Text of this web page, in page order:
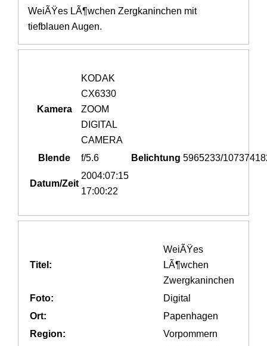
WeiÃŸes LÃ¶wchen Zergkaninchen mit
tiefblauen Augen.
Kamera
KODAK
CX6330
ZOOM
DIGITAL
CAMERA
Blende
f/5.6 Belichtung 5965233/
Datum/Zeit
2004:07:15
17:00:22
Titel:
WeiÃŸes
LÃ¶wchen
Zwergkaninchen
Foto:
Digital
Ort:
Papenhagen
Region:
Vorpommern